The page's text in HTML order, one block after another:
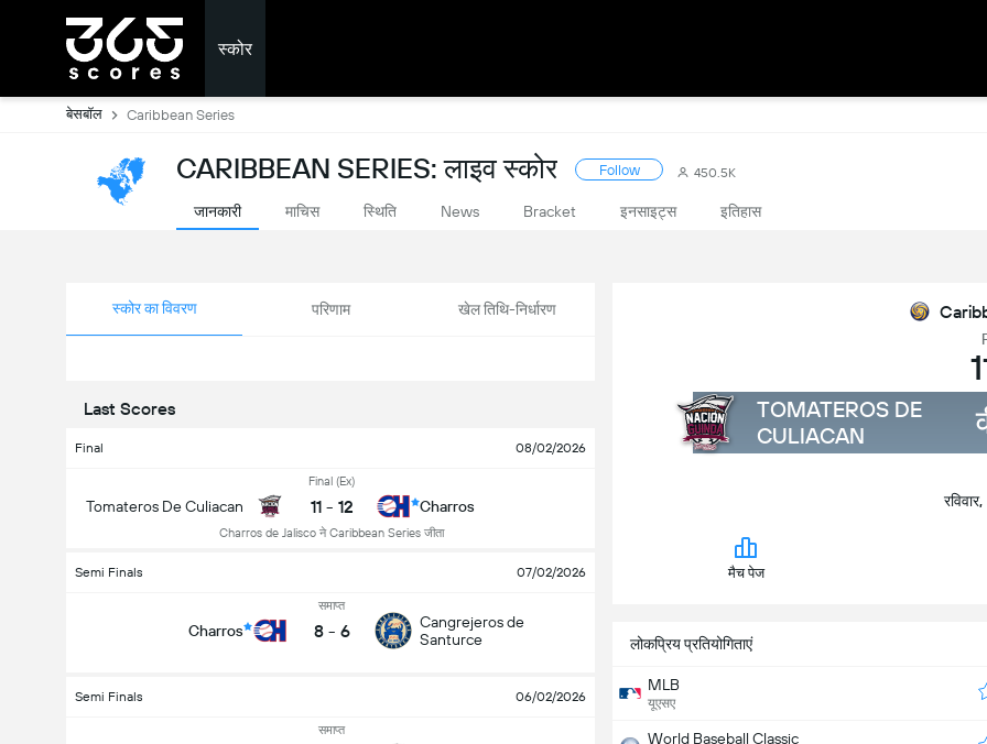
स्कोर
बेसबॉल Caribbean Series
CARIBBEAN SERIES: लाइव स्कोर Follow 450.5K
जानकारी माचिस स्थिति News Bracket इनसाइट्स इतिहास
स्कोर का विवरण परिणाम खेल तिथि-निर्धारण
Last Scores
Final 08/02/2026
Tomateros De Culiacan
Final (Ex)
11 - 12
Charros de Jalisco ने Caribbean Series जीता
Charros
Semi Finals 07/02/2026
Charros
समाप्त
8 - 6
Cangrejeros de
Santurce
Semi Finals 06/02/2026
समाप्त
TOMATEROS DE
CULIACAN
मैच पेज
लोकप्रिय प्रतियोगिताएं
MLB
यूएसए
World Baseball Classic